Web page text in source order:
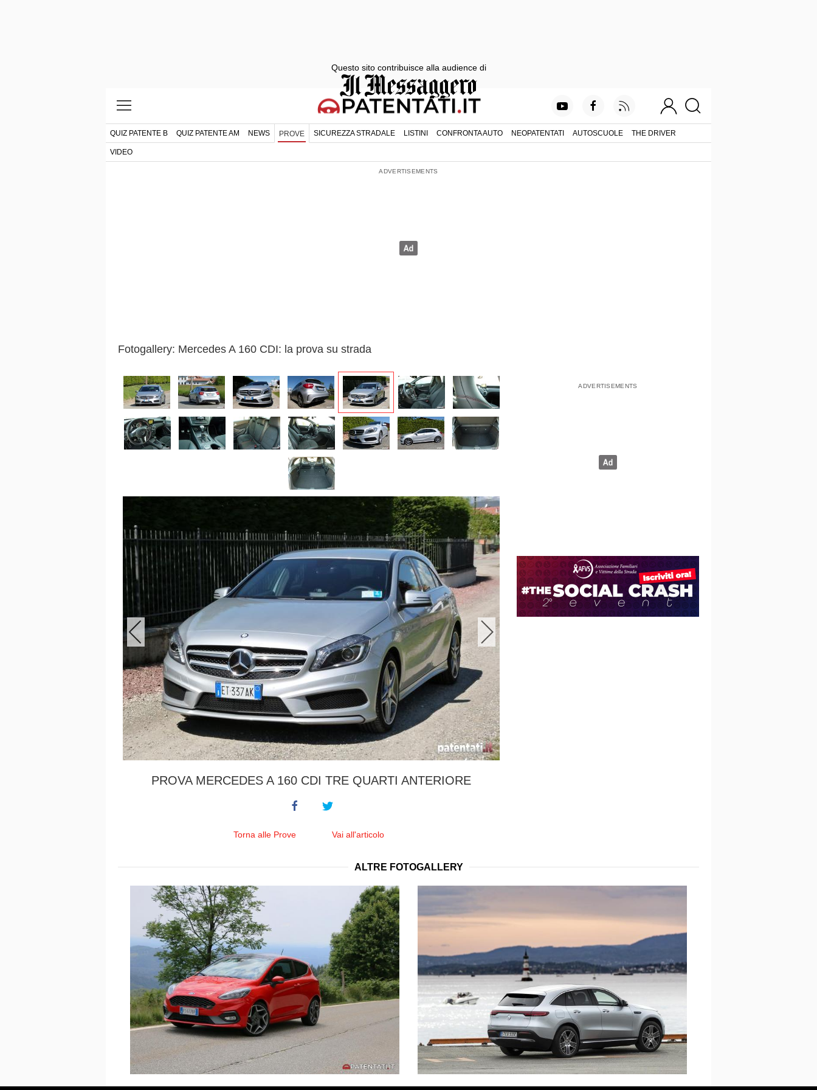
QUIZ PATENTE B QUIZ PATENTE AM NEWS PROVE SICUREZZA STRADALE LISTINI CONFRONTA AUTO NEOPATENTATI AUTOSCUOLE THE DRIVER
VIDEO
Fotogallery: Mercedes A 160 CDI: la prova su strada
PROVA MERCEDES A 160 CDI TRE QUARTI ANTERIORE
Torna alle Prove Vai all'articolo
ALTRE FOTOGALLERY
Questo sito contribuisce alla audience di